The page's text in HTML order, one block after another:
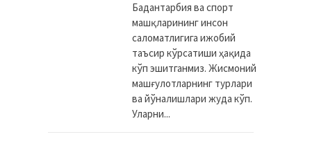
Бадантарбия ва спорт
машқларининг инсон
саломатлигига ижобий
таъсир кўрсатиши ҳақида
кўп эшитганмиз. Жисмоний
машғулотларнинг турлари
ва йўналишлари жуда кўп.
Уларни...